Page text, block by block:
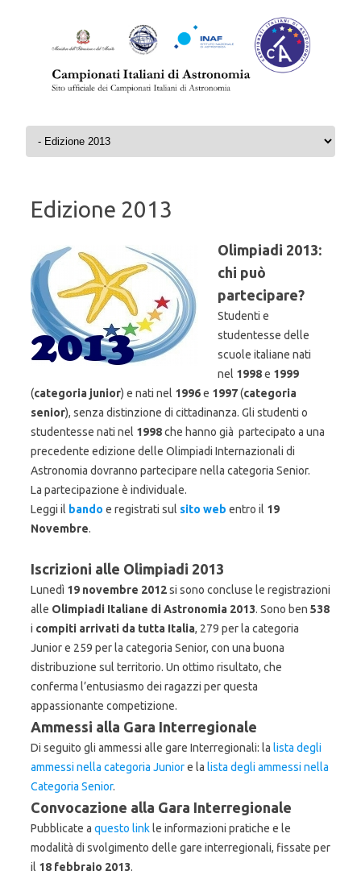
Skip to content
Edizione 2013
Olimpiadi 2013:
chi può
partecipare?
Studenti e
studentesse delle
scuole italiane nati
nel 1998e 1999
(categoria junior) e nati nel 1996e 1997(categoria
senior), senza distinzione di cittadinanza. Gli studenti o
studentesse nati nel 1998che hanno già partecipato a una
precedente edizione delle Olimpiadi Internazionali di
Astronomia dovranno partecipare nella categoria Senior.
La partecipazione è individuale.
Leggi il bando e registrati sul sito web entro il 19
Novembre.
Iscrizioni alle Olimpiadi 2013
Lunedì 19 novembre 2012si sono concluse le registrazioni
alle Olimpiadi Italiane di Astronomia 2013. Sono ben 538
i compiti arrivati da tutta Italia, 279 per la categoria
Junior e 259 per la categoria Senior, con una buona
distribuzione sul territorio. Un ottimo risultato, che
conferma l’entusiasmo dei ragazzi per questa
appassionante competizione.
Ammessi alla Gara Interregionale
Di seguito gli ammessi alle gare Interregionali: la lista degli
ammessi nella categoria Juniore la lista degli ammessi nella
Categoria Senior.
Convocazione alla Gara Interregionale
Pubblicate a questo linkle informazioni pratiche e le
modalità di svolgimento delle gare interregionali, fissate per
il 18 febbraio 2013.